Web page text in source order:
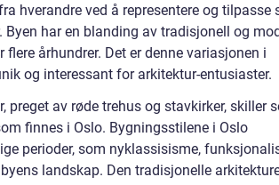
hverandre ved å representere og tilpasse
har en blanding av tradisjonell og
århundrer. Det er denne variasjonen i
og interessant for arkitektur-entusiaster.
preget av røde trehus og stavkirker, skiller
finnes i Oslo. Bygningsstilene i Oslo
perioder, som nyklassisisme,
landskap. Den tradisjonelle